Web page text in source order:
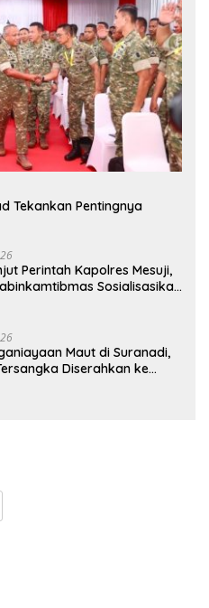
Tekankan Pentingnya
Perintah Kapolres Mesuji,
Sosialisasikan
Maut di Suranadi,
Diserahkan ke